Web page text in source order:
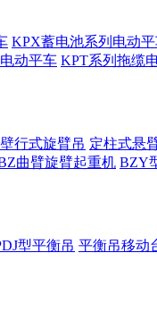
KPX蓄电池系列电动
动平车 KPT系列拖缆
壁行式旋臂吊 定柱式悬
曲臂旋臂起重机 BZY
型平衡吊 平衡吊移动